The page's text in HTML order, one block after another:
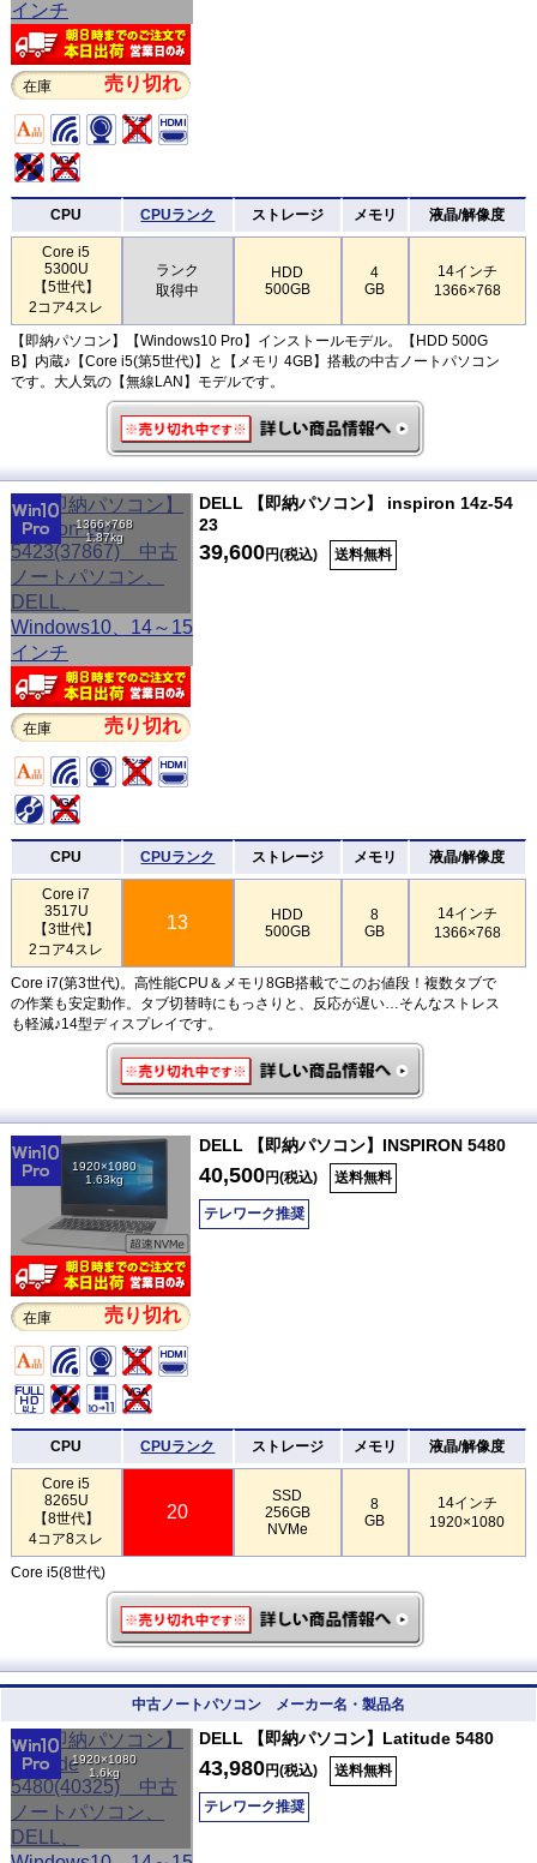
在庫 売り切れ
CPU CPUランク ストレージ メモリ 液晶/解像度
Core i5
5300U
【5世代】
2コア4スレ
ランク
取得中
HDD
500GB
4
GB
14インチ
1366×768
【即納パソコン】【Windows10 Pro】インストールモデル。【HDD 500G
B】内蔵♪【Core i5(第5世代)】と【メモリ 4GB】搭載の中古ノートパソコン
です。大人気の【無線LAN】モデルです。
1366×768
1.87kg
在庫 売り切れ
DELL 【即納パソコン】 inspiron 14z-54
23
39,600円(税込) 送料無料
CPU CPUランク ストレージ メモリ 液晶/解像度
Core i7
3517U
【3世代】
2コア4スレ
13
HDD
500GB
8
GB
14インチ
1366×768
Core i7(第3世代)。高性能CPU＆メモリ8GB搭載でこのお値段！複数タブで
の作業も安定動作。タブ切替時にもっさりと、反応が遅い…そんなストレス
も軽減♪14型ディスプレイです。
1920×1080
1.63kg
在庫 売り切れ
DELL 【即納パソコン】INSPIRON 5480
40,500円(税込) 送料無料
テレワーク推奨
CPU CPUランク ストレージ メモリ 液晶/解像度
Core i5
8265U
【8世代】
4コア8スレ
20
SSD
256GB
NVMe
8
GB
14インチ
1920×1080
Core i5(8世代)
中古ノートパソコン メーカー名・製品名
1920×1080
1.6kg
DELL 【即納パソコン】Latitude 5480
43,980円(税込) 送料無料
テレワーク推奨